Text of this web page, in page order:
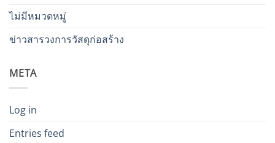
ไม่มีหมวดหมู่
ข่าวสารวงการวัสดุก่อสร้าง
META
Log in
Entries feed